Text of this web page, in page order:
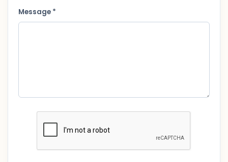
Message *